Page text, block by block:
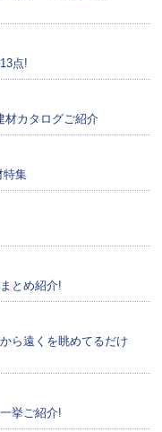
点!
材カタログご紹介
特集
とめ紹介!
ら遠くを眺めてるだけ
挙ご紹介!